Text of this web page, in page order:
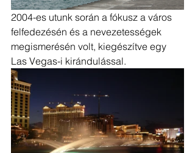
2004-es utunk során a fókusz a város
felfedezésén és a nevezetességek
megismerésén volt, kiegészítve egy
Las Vegas-i kirándulással.